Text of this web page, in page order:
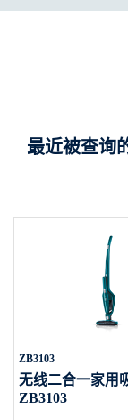
最近被查询
ZB3103
无线二合一家用
ZB3103